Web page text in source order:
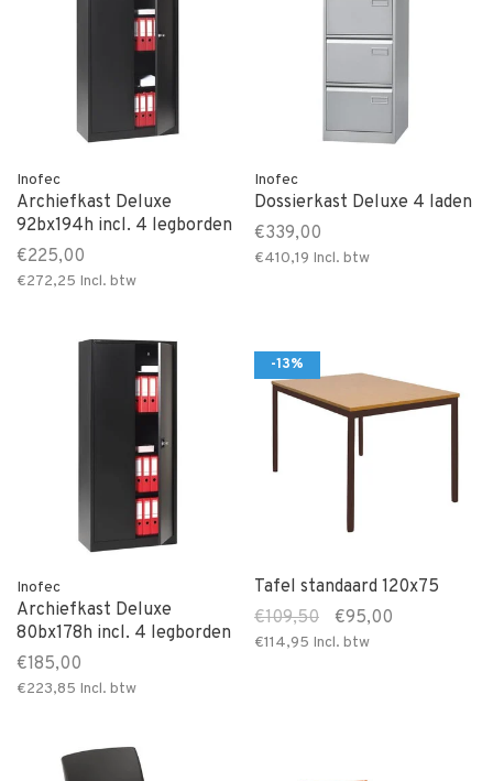
Inofec
Archiefkast Deluxe
92bx194h incl. 4 legborden
€225,00
€272,25 Incl. btw
Inofec
Dossierkast Deluxe 4 laden
€339,00
€410,19 Incl. btw
Inofec
Archiefkast Deluxe
80bx178h incl. 4 legborden
€185,00
€223,85 Incl. btw
-13%
Tafel standaard 120x75
€109,50
€95,00
€114,95 Incl. btw